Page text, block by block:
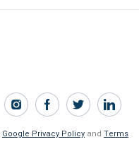
Google Privacy Policy and Terms